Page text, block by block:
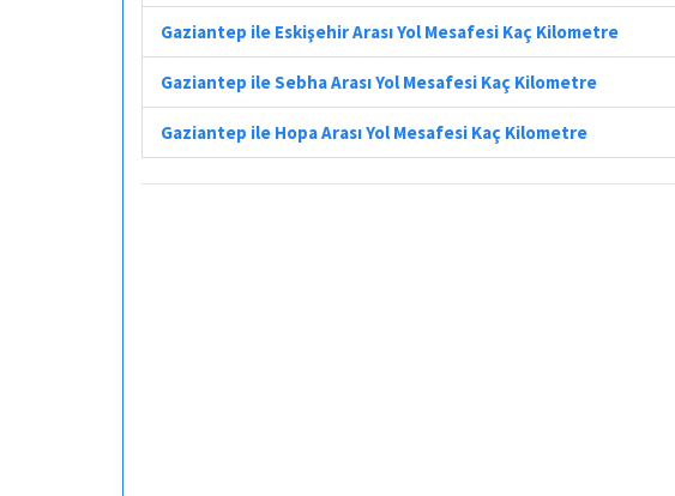
Gaziantep ile Eskişehir Arası Yol Mesafesi Kaç Kilometre
Gaziantep ile Sebha Arası Yol Mesafesi Kaç Kilometre
Gaziantep ile Hopa Arası Yol Mesafesi Kaç Kilometre